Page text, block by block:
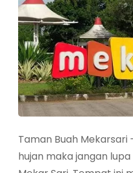
Taman Buah Mekarsari
hujan maka jangan